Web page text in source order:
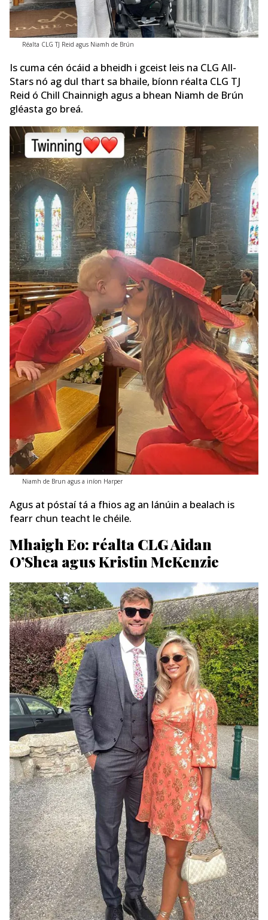
Réalta CLG TJ Reid agus Niamh de Brún
Is cuma cén ócáid ​​a bheidh i gceist leis na CLG All-
Stars nó ag dul thart sa bhaile, bíonn réalta CLG TJ
Reid ó Chill Chainnigh agus a bhean Niamh de Brún
gléasta go breá.
Niamh de Brun agus a iníon Harper
Agus at póstaí tá a fhios ag an lánúin a bealach is
fearr chun teacht le chéile.
Mhaigh Eo: réalta CLG Aidan
O’Shea agus Kristin McKenzie